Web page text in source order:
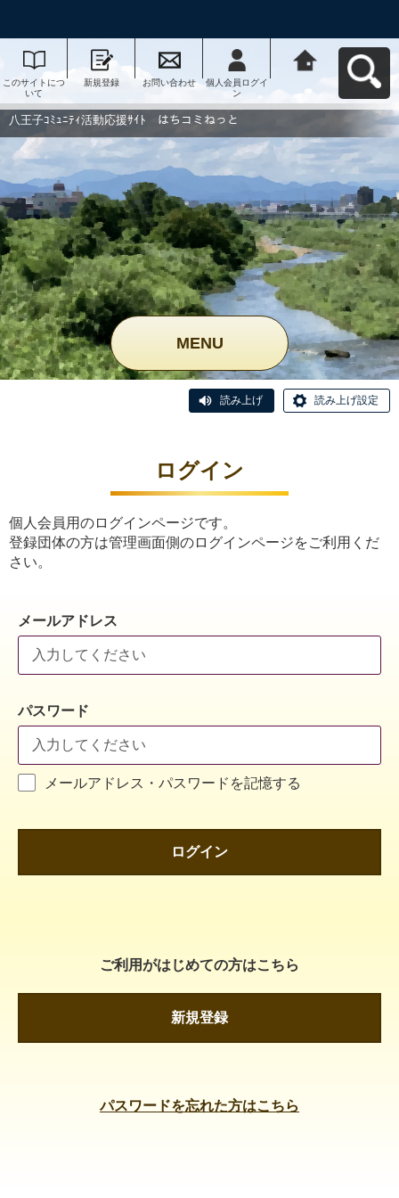
このサイトにつ
いて
新規登録 お問い合わせ
個人会員ログイ
ン
動応援ｻｲﾄ はち
コミねっとへ戻
八王子ｺﾐｭﾆﾃｨ活動応援ｻｲﾄ はちコミねっと
MENU
読み上げ 読み上げ設定
ログイン
個人会員用のログインページです。
登録団体の方は管理画面側のログインページをご利用くだ
さい。
メールアドレス
パスワード
メールアドレス・パスワードを記憶する
ログイン
ご利用がはじめての方はこちら
新規登録
パスワードを忘れた方はこちら